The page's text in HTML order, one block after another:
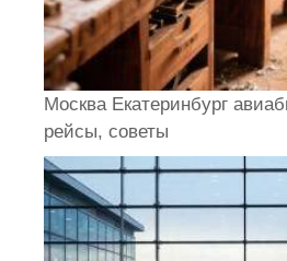
Москва Екатеринбург
рейсы, советы